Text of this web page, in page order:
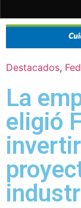
Destacados,
La
eligió